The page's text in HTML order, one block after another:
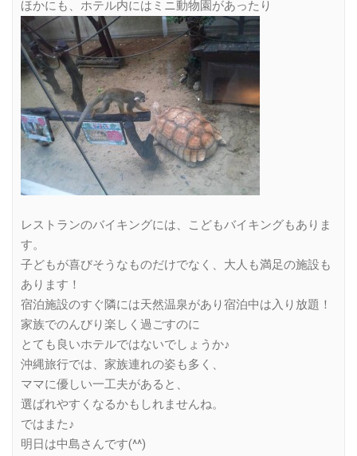
ほかにも、ホテル内にはミニ動物園があったり
レストランのバイキングには、こどもバイキングもありま
す。
子どもが喜びそうなものだけでなく、大人も満足の施設も
あります！
宿泊施設のすぐ隣には天然温泉があり宿泊中は入り放題！
家族でのんびり楽しく過ごすのに
とても良いホテルではないでしょうか♪
沖縄旅行では、家族連れの姿も多く、
ママに優しい一工夫があると、
選ばれやすくなるかもしれませんね。
ではまた♪
明日は中島さんです(^^)